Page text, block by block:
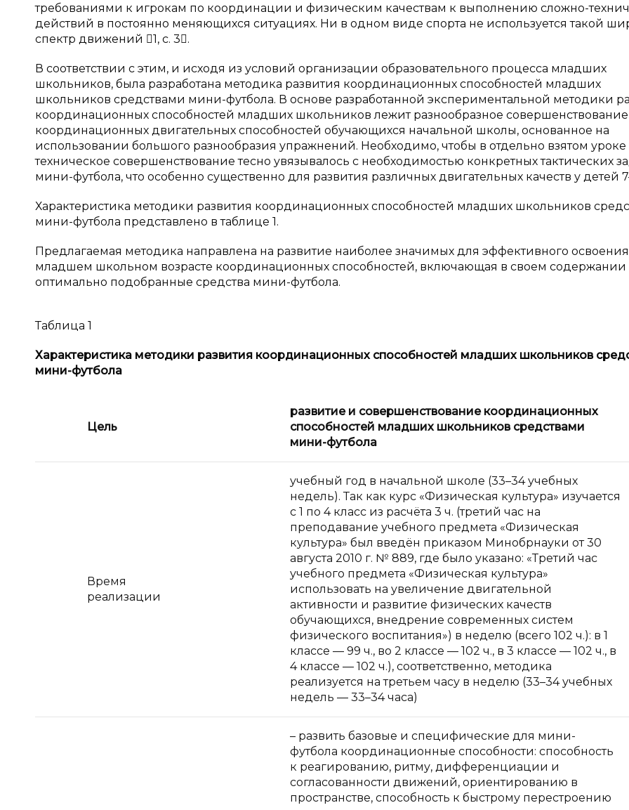
требованиями к игрокам по координации и физическим качествам к выполнению сложно-
действий в постоянно меняющихся ситуациях. Ни в одном виде спорта не используется такой
спектр движений 1, с. 3.
В соответствии с этим, и исходя из условий организации образовательного процесса младших
школьников, была разработана методика развития координационных способностей младших
школьников средствами мини-футбола. В основе разработанной экспериментальной методики
координационных способностей младших школьников лежит разнообразное совершенствование
координационных двигательных способностей обучающихся начальной школы, основанное на
использовании большого разнообразия упражнений. Необходимо, чтобы в отдельно взятом уроке
техническое совершенствование тесно увязывалось с необходимостью конкретных тактических
мини-футбола, что особенно существенно для развития различных двигательных качеств у детей
Характеристика методики развития координационных способностей младших школьников
мини-футбола представлено в таблице 1.
Предлагаемая методика направлена на развитие наиболее значимых для эффективного
младшем школьном возрасте координационных способностей, включающая в своем содержании
оптимально подобранные средства мини-футбола.
Таблица 1
Характеристика методики развития координационных способностей младших школьников
мини-футбола
Цель
развитие и совершенствование координационных
способностей младших школьников средствами
мини-футбола
Время
реализации
учебный год в начальной школе (33–34 учебных
недель). Так как курс «Физическая культура» изучается
с 1 по 4 класс из расчёта 3 ч. (третий час на
преподавание учебного предмета «Физическая
культура» был введён приказом Минобрнауки от 30
августа 2010 г. № 889, где было указано: «Третий час
учебного предмета «Физическая культура»
использовать на увеличение двигательной
активности и развитие физических качеств
обучающихся, внедрение современных систем
физического воспитания») в неделю (всего 102 ч.): в 1
классе — 99 ч., во 2 классе — 102 ч., в 3 классе — 102 ч., в
4 классе — 102 ч.), соответственно, методика
реализуется на третьем часу в неделю (33–34 учебных
недель — 33–34 часа)
– развить базовые и специфические для мини-
футбола координационные способности: способность
к реагированию, ритму, дифференциации и
согласованности движений, ориентированию в
пространстве, способность к быстрому перестроению